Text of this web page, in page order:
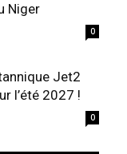
Niger
0
Jet2
l’été 2027 !
0